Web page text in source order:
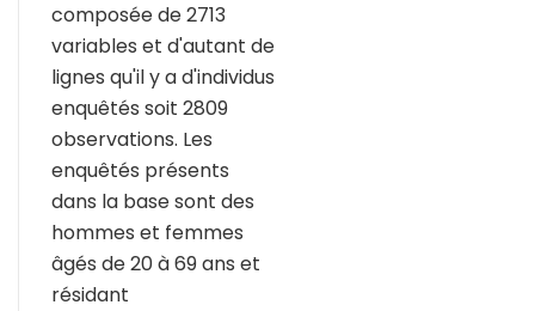
composée de 2713
variables et d'autant de
lignes qu'il y a d'individus
enquêtés soit 2809
observations. Les
enquêtés présents
dans la base sont des
hommes et femmes
âgés de 20 à 69 ans et
résidant